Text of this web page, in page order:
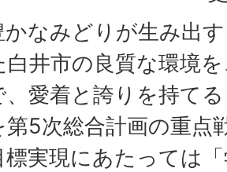
なみどりが生み出
白井市の良質な環境
愛着と誇りを持て
第5次総合計画の重点
実現にあたっては